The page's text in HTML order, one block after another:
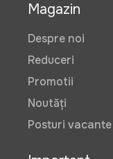
Magazin
Despre noi
Reduceri
Promotii
Noutăți
Posturi vacante